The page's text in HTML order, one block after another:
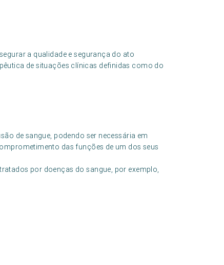
a qualidade e segurança do ato
de situações clínicas definidas como do
de sangue, podendo ser necessária em
das funções de um dos seus
por doenças do sangue, por exemplo,